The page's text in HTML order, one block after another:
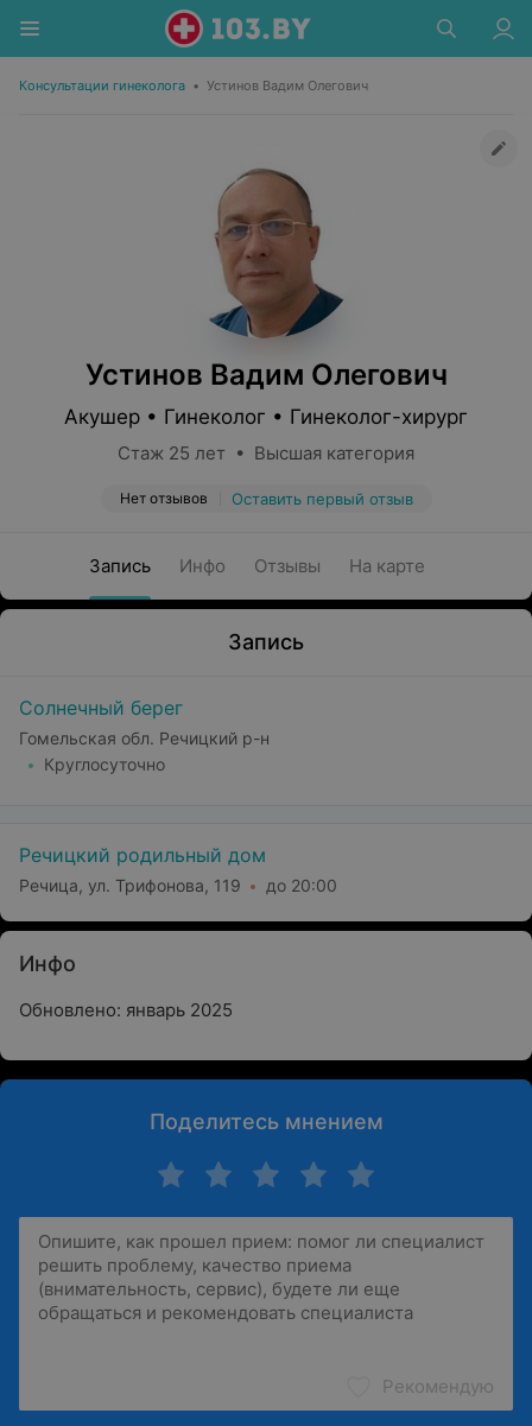
Консультации гинеколога • Устинов Вадим Олегович
Устинов Вадим Олегович
Акушер • Гинеколог • Гинеколог-хирург
Стаж 25 лет • Высшая категория
Нет отзывов Оставить первый отзыв
Запись Инфо Отзывы На карте
Запись
Солнечный берег
Гомельская обл. Речицкий р-н
Круглосуточно
Речицкий родильный дом
Речица, ул. Трифонова, 119 до 20:00
Инфо
Обновлено: январь 2025
Поделитесь мнением
Рекомендую